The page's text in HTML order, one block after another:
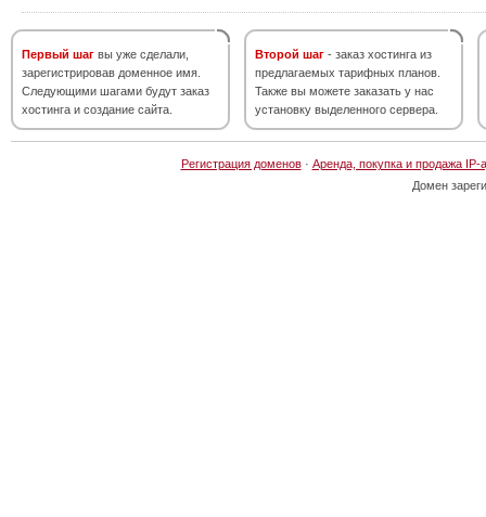
Первый шаг вы уже сделали,
зарегистрировав доменное имя.
Следующими шагами будут заказ
хостинга и создание сайта.
Второй шаг - заказ хостинга из
предлагаемых тарифных планов.
Также вы можете заказать у нас
установку выделенного сервера.
Регистрация доменов· Аренда, покупка и продажа IP-
Домен